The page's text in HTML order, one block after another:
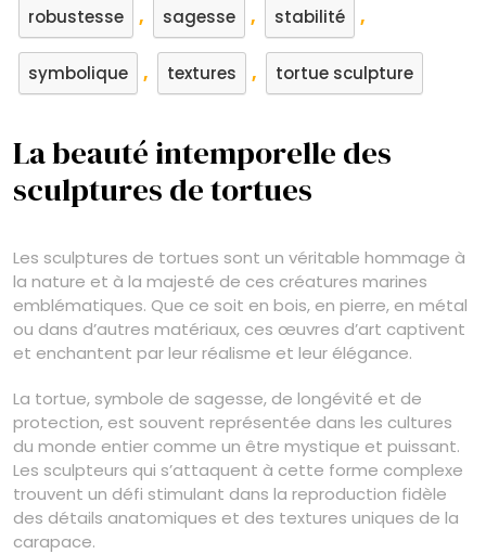
robustesse , sagesse , stabilité ,
symbolique , textures , tortue sculpture
La beauté intemporelle des
sculptures de tortues
Les sculptures de tortues sont un véritable hommage à
la nature et à la majesté de ces créatures marines
emblématiques. Que ce soit en bois, en pierre, en métal
ou dans d’autres matériaux, ces œuvres d’art captivent
et enchantent par leur réalisme et leur élégance.
La tortue, symbole de sagesse, de longévité et de
protection, est souvent représentée dans les cultures
du monde entier comme un être mystique et puissant.
Les sculpteurs qui s’attaquent à cette forme complexe
trouvent un défi stimulant dans la reproduction fidèle
des détails anatomiques et des textures uniques de la
carapace.